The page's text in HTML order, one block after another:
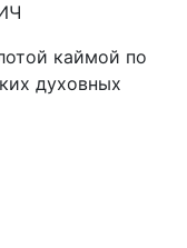
каймой по
духовных